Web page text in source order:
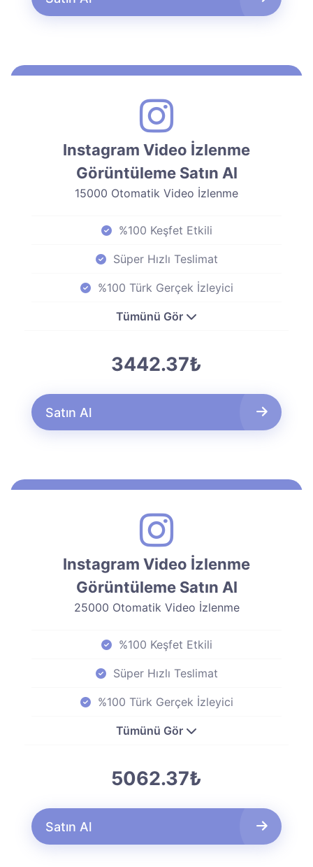
Instagram Video İzlenme
Görüntüleme Satın Al
15000 Otomatik Video İzlenme
%100 Keşfet Etkili
Süper Hızlı Teslimat
%100 Türk Gerçek İzleyici
Tümünü Gör
3442.37₺
Satın Al
Instagram Video İzlenme
Görüntüleme Satın Al
25000 Otomatik Video İzlenme
%100 Keşfet Etkili
Süper Hızlı Teslimat
%100 Türk Gerçek İzleyici
Tümünü Gör
5062.37₺
Satın Al